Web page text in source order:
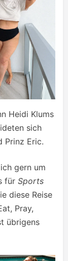
Heidi Klums
sich
Prinz Eric.
gern um
für Sports
diese Reise
Pray,
übrigens